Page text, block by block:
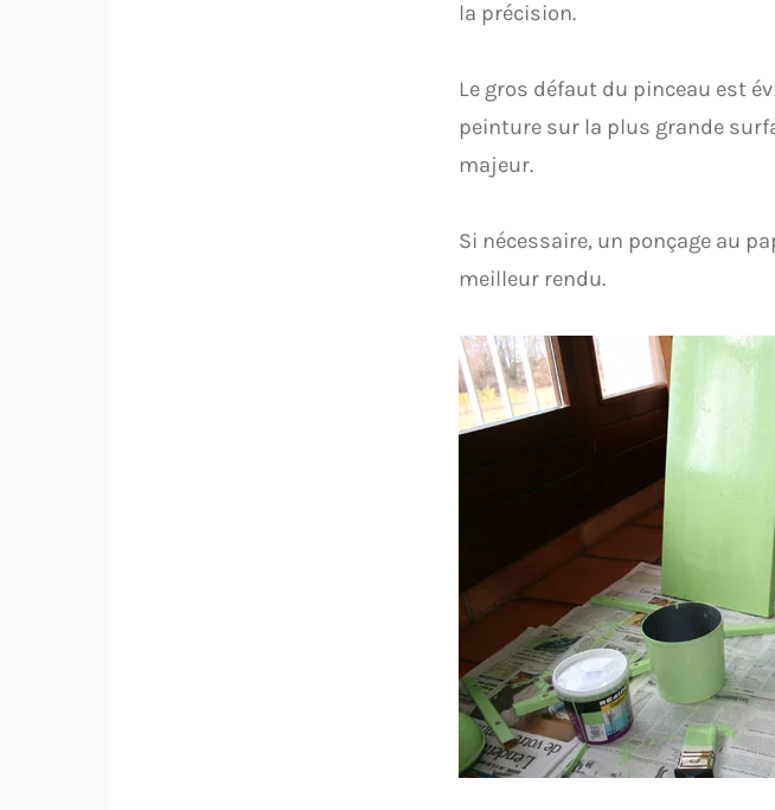
la précision.
Le gros défaut du pinceau est
peinture sur la plus grande
majeur.
Si nécessaire, un ponçage au
meilleur rendu.